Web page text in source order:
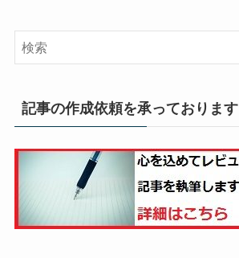
記事の作成依頼を承っております